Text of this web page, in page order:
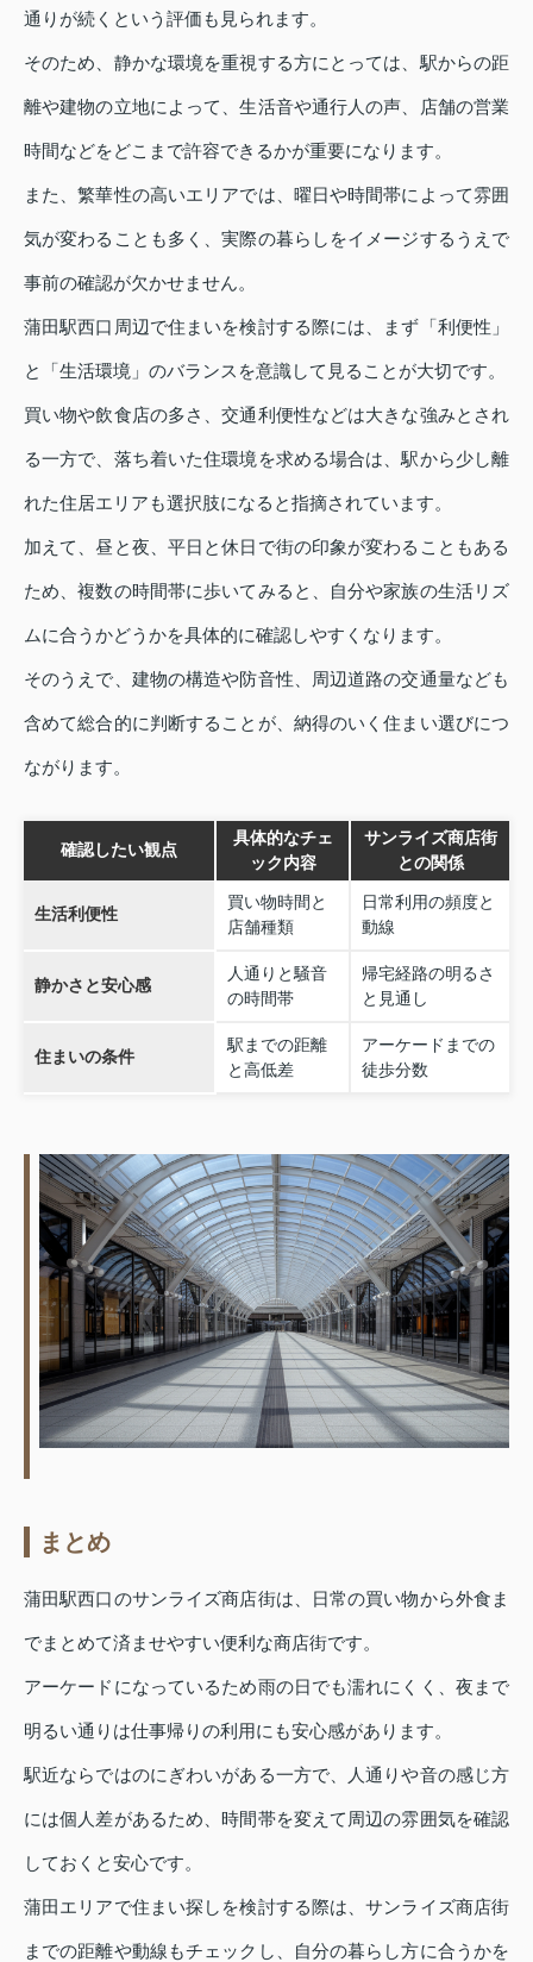
通りが続くという評価も見られます。
そのため、静かな環境を重視する方にとっては、駅からの距
離や建物の立地によって、生活音や通行人の声、店舗の営業
時間などをどこまで許容できるかが重要になります。
また、繁華性の高いエリアでは、曜日や時間帯によって雰囲
気が変わることも多く、実際の暮らしをイメージするうえで
事前の確認が欠かせません。
蒲田駅西口周辺で住まいを検討する際には、まず「利便性」
と「生活環境」のバランスを意識して見ることが大切です。
買い物や飲食店の多さ、交通利便性などは大きな強みとされ
る一方で、落ち着いた住環境を求める場合は、駅から少し離
れた住居エリアも選択肢になると指摘されています。
加えて、昼と夜、平日と休日で街の印象が変わることもある
ため、複数の時間帯に歩いてみると、自分や家族の生活リズ
ムに合うかどうかを具体的に確認しやすくなります。
そのうえで、建物の構造や防音性、周辺道路の交通量なども
含めて総合的に判断することが、納得のいく住まい選びにつ
ながります。
確認したい観点
具体的なチェ
ック内容
サンライズ商店街
との関係
生活利便性
買い物時間と
店舗種類
日常利用の頻度と
動線
静かさと安心感
人通りと騒音
の時間帯
帰宅経路の明るさ
と見通し
住まいの条件
駅までの距離
と高低差
アーケードまでの
徒歩分数
まとめ
蒲田駅西口のサンライズ商店街は、日常の買い物から外食ま
でまとめて済ませやすい便利な商店街です。
アーケードになっているため雨の日でも濡れにくく、夜まで
明るい通りは仕事帰りの利用にも安心感があります。
駅近ならではのにぎわいがある一方で、人通りや音の感じ方
には個人差があるため、時間帯を変えて周辺の雰囲気を確認
しておくと安心です。
蒲田エリアで住まい探しを検討する際は、サンライズ商店街
までの距離や動線もチェックし、自分の暮らし方に合うかを